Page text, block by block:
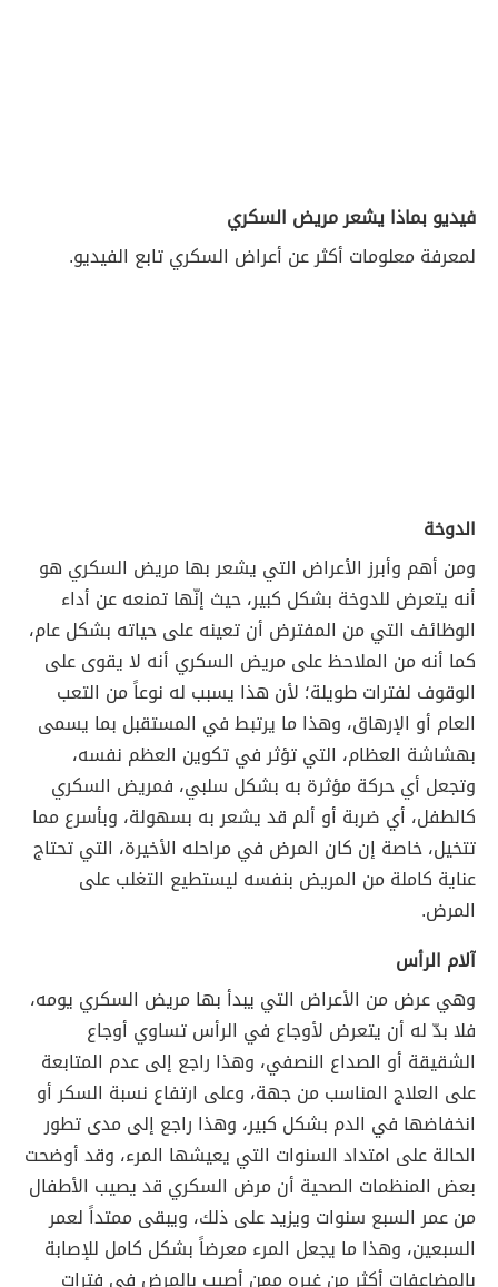
فيديو بماذا يشعر مريض السكري
لمعرفة معلومات أكثر عن أعراض السكري تابع الفيديو.
الدوخة
ومن أهم وأبرز الأعراض التي يشعر بها مريض السكري هو
أنه يتعرض للدوخة بشكل كبير، حيث إنّها تمنعه عن أداء
الوظائف التي من المفترض أن تعينه على حياته بشكل عام،
كما أنه من الملاحظ على مريض السكري أنه لا يقوى على
الوقوف لفترات طويلة؛ لأن هذا يسبب له نوعاً من التعب
العام أو الإرهاق، وهذا ما يرتبط في المستقبل بما يسمى
بهشاشة العظام، التي تؤثر في تكوين العظم نفسه،
وتجعل أي حركة مؤثرة به بشكل سلبي، فمريض السكري
كالطفل، أي ضربة أو ألم قد يشعر به بسهولة، وبأسرع مما
تتخيل، خاصة إن كان المرض في مراحله الأخيرة، التي تحتاج
عناية كاملة من المريض بنفسه ليستطيع التغلب على
المرض.
آلام الرأس
وهي عرض من الأعراض التي يبدأ بها مريض السكري يومه،
فلا بدّ له أن يتعرض لأوجاع في الرأس تساوي أوجاع
الشقيقة أو الصداع النصفي، وهذا راجع إلى عدم المتابعة
على العلاج المناسب من جهة، وعلى ارتفاع نسبة السكر أو
انخفاضها في الدم بشكل كبير، وهذا راجع إلى مدى تطور
الحالة على امتداد السنوات التي يعيشها المرء، وقد أوضحت
بعض المنظمات الصحية أن مرض السكري قد يصيب الأطفال
من عمر السبع سنوات ويزيد على ذلك، ويبقى ممتداً لعمر
السبعين، وهذا ما يجعل المرء معرضاً بشكل كامل للإصابة
بالمضاعفات أكثر من غيره ممن أصيب بالمرض في فترات